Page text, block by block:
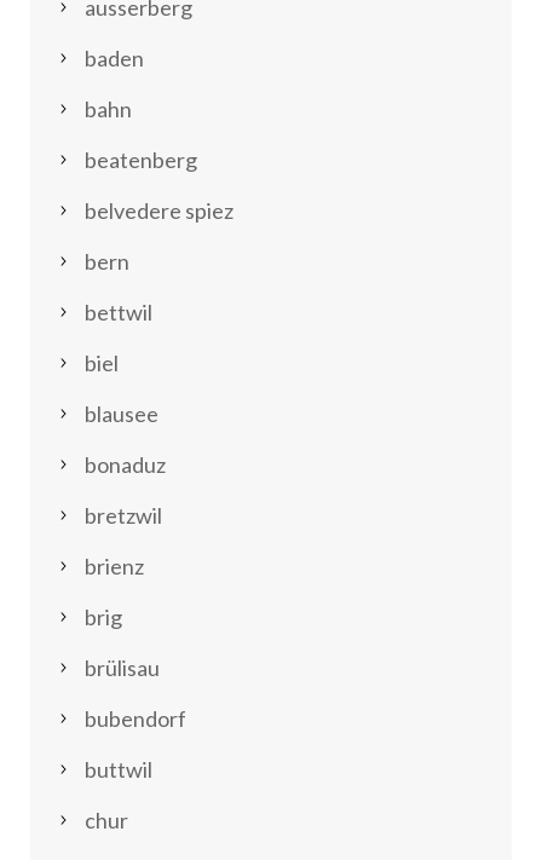
ausserberg
baden
bahn
beatenberg
belvedere spiez
bern
bettwil
biel
blausee
bonaduz
bretzwil
brienz
brig
brülisau
bubendorf
buttwil
chur